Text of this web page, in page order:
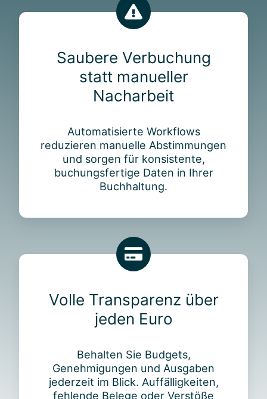
Saubere Verbuchung
statt manueller
Nacharbeit
Automatisierte Workflows
reduzieren manuelle Abstimmungen
und sorgen für konsistente,
buchungsfertige Daten in Ihrer
Buchhaltung.
V
o
l
e
a
n
s
Volle Transparenz über
jeden Euro
Behalten Sie Budgets,
Genehmigungen und Ausgaben
jederzeit im Blick. Auffälligkeiten,
fehlende Belege oder Verstöße